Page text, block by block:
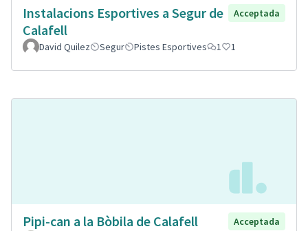
Instalacions Esportives a Segur de
Calafell
Acceptada
David Quilez Segur Pistes Esportives 1 1
Pipi-can a la Bòbila de Calafell
Acceptada